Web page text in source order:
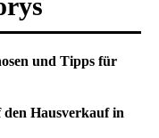
und Tipps für
Hausverkauf in